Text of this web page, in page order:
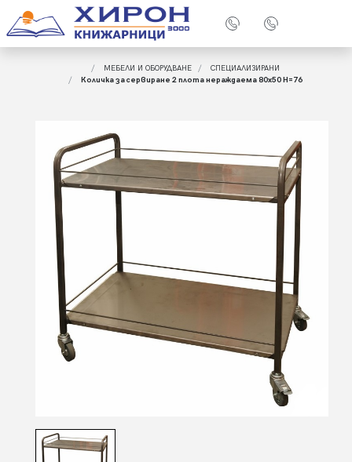
МЕБЕЛИ И ОБОРУДВАНЕ
СПЕЦИАЛИЗИРАНИ
Количка за сервиране 2 плота нераждаема 80х50 Н=76